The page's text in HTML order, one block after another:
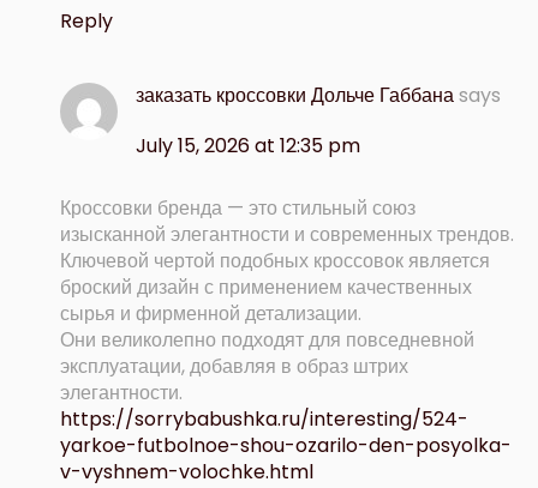
Reply
заказать кроссовки Дольче Габбанаsays
July 15, 2026 at 12:35 pm
Кроссовки бренда — это стильный союз
изысканной элегантности и современных трендов.
Ключевой чертой подобных кроссовок является
броский дизайн с применением качественных
сырья и фирменной детализации.
Они великолепно подходят для повседневной
эксплуатации, добавляя в образ штрих
элегантности.
https://sorrybabushka.ru/interesting/524-
yarkoe-futbolnoe-shou-ozarilo-den-posyolka-
v-vyshnem-volochke.html